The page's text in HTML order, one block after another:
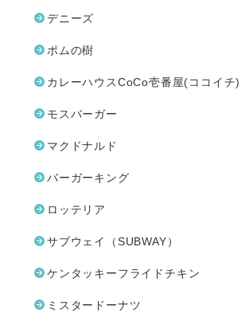
デニーズ
ポムの樹
カレーハウスCoCo壱番屋(ココイチ)
モスバーガー
マクドナルド
バーガーキング
ロッテリア
サブウェイ（SUBWAY）
ケンタッキーフライドチキン
ミスタードーナツ